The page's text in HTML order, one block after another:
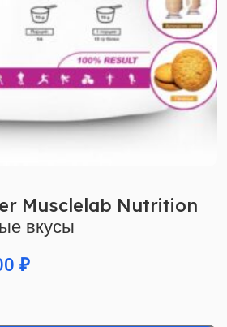
Musclelab Nutrition
вкусы
₽